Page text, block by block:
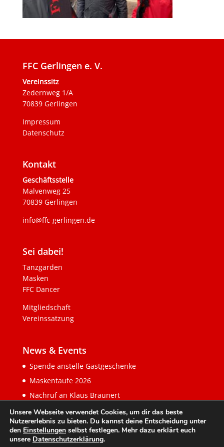
FFC Gerlingen e. V.
Vereinssitz
Zedernweg 1/A
70839 Gerlingen
Impressum
Datenschutz
Kontakt
Geschäftsstelle
Malvenweg 25
70839 Gerlingen
info@ffc-gerlingen.de
Sei dabei!
Tanzgarden
Masken
FFC Dancer
Mitgliedschaft
Vereinssatzung
News & Events
Spende anstelle Gastgeschenke
Maskentaufe 2026
Nachruf an Klaus Braunert
Unsere Webseite verwendet Cookies, um dir das beste
Nutzererlebnis zu bieten. Du kannst deine Entscheidung unter
den Einstellungen selbst festlegen. Mehr dazu erklärt euch
unsere Datenschutzerklärung.